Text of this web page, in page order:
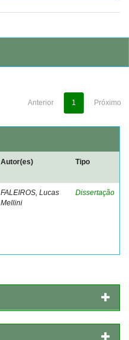
Anterior 1 Próximo
Autor(es) Tipo
FALEIROS, Lucas
Mellini
Dissertação